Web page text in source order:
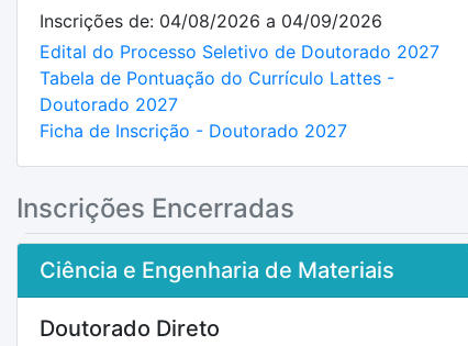
Inscrições de: 04/08/2026 a 04/09/2026
Edital do Processo Seletivo de Doutorado 2027
Tabela de Pontuação do Currículo Lattes -
Doutorado 2027
Ficha de Inscrição - Doutorado 2027
Inscrições Encerradas
Ciência e Engenharia de Materiais
Doutorado Direto